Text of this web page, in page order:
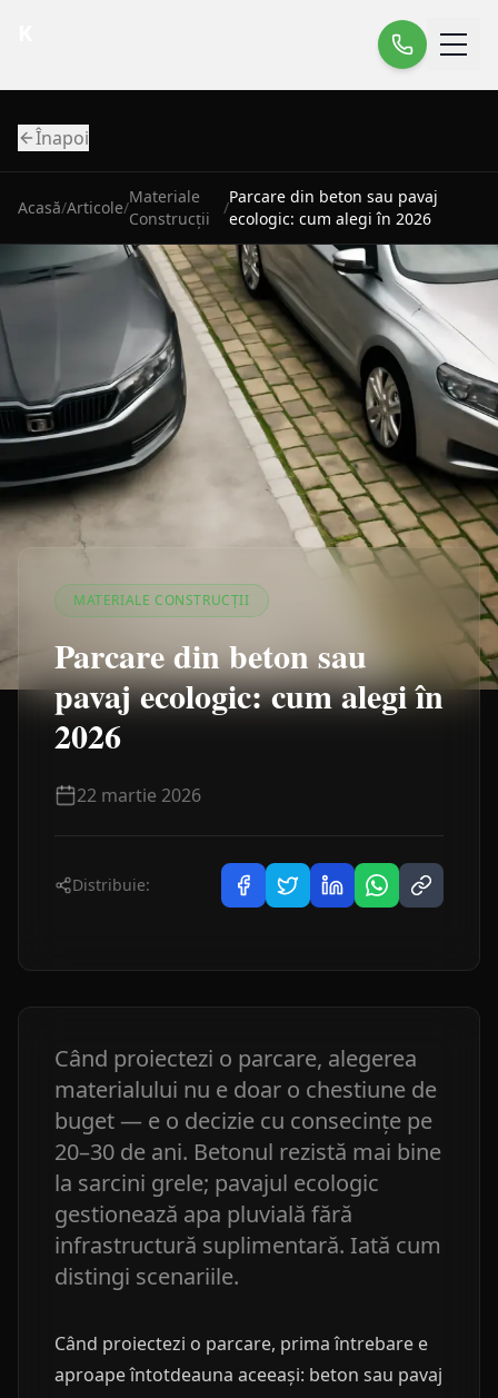
Înapoi
Acasă/Articole/
Materiale
Construcții
/
Parcare din beton sau pavaj
ecologic: cum alegi în 2026
MATERIALE CONSTRUCȚII
Parcare din beton sau
pavaj ecologic: cum alegi în
2026
22 martie 2026
Distribuie:
Când proiectezi o parcare, alegerea
materialului nu e doar o chestiune de
buget — e o decizie cu consecințe pe
20–30 de ani. Betonul rezistă mai bine
la sarcini grele; pavajul ecologic
gestionează apa pluvială fără
infrastructură suplimentară. Iată cum
distingi scenariile.
Când proiectezi o parcare, prima întrebare e
aproape întotdeauna aceeași: beton sau pavaj